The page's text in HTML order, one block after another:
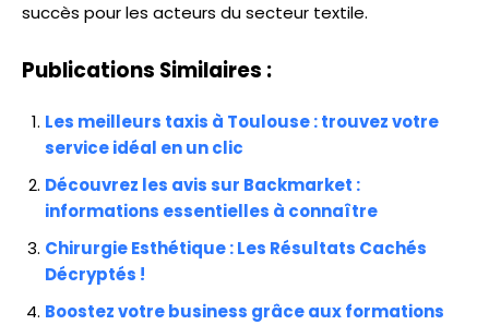
succès pour les acteurs du secteur textile.
Publications Similaires :
Les meilleurs taxis à Toulouse : trouvez votre
service idéal en un clic
Découvrez les avis sur Backmarket :
informations essentielles à connaître
Chirurgie Esthétique : Les Résultats Cachés
Décryptés !
Boostez votre business grâce aux formations